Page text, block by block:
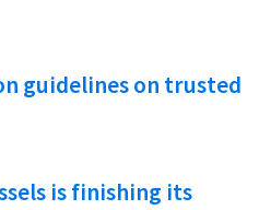
guidelines on trusted
is finishing its